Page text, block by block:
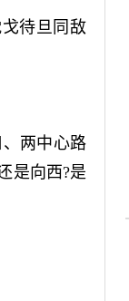
待旦同敌
两中心路
是向西?是